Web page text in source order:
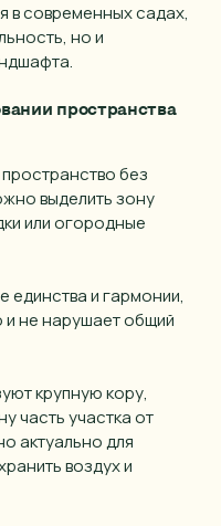
в современных садах,
но и
пространства
без
выделить зону
или огородные
и гармонии,
и не нарушает общий
крупную кору,
часть участка от
актуально для
воздух и